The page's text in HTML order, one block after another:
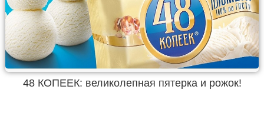
48 КОПЕЕК: великолепная пятерка и рожок!